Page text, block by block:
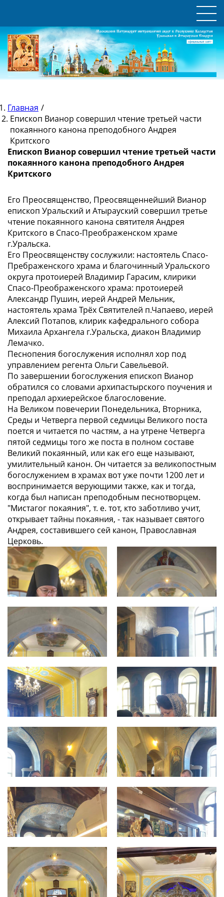
Главная /
Епископ Вианор совершил чтение третьей части
покаянного канона преподобного Андрея
Критского
Епископ Вианор совершил чтение третьей части
покаянного канона преподобного Андрея
Критского
Его Преосвященство, Преосвященнейший Вианор
епископ Уральский и Атырауский совершил третье
чтение покаянного канона святителя Андрея
Критского в Спасо-Преображенском храме
г.Уральска.
Его Преосвященству сослужили: настоятель Спасо-
Пребраженского храма и благочинный Уральского
округа протоиерей Владимир Гарасим, клирики
Спасо-Преображенского храма: протоиерей
Александр Пушин, иерей Андрей Мельник,
настоятель храма Трёх Святителей п.Чапаево, иерей
Алексий Потапов, клирик кафедрального собора
Михаила Архангела г.Уральска, диакон Владимир
Лемачко.
Песнопения богослужения исполнял хор под
управлением регента Ольги Савельевой.
По завершении богослужения епископ Вианор
обратился со словами архипастырского поучения и
преподал архиерейское благословение.
На Великом повечерии Понедельника, Вторника,
Среды и Четверга первой седмицы Великого поста
поется и читается по частям, а на утрене Четверга
пятой седмицы того же поста в полном составе
Великий покаянный, или как его еще называют,
умилительный канон. Он читается за великопостным
богослужением в храмах вот уже почти 1200 лет и
воспринимается верующими также, как и тогда,
когда был написан преподобным песнотворцем.
"Мистагог покаяния", т. е. тот, кто заботливо учит,
открывает тайны покаяния, - так называет святого
Андрея, составившего сей канон, Православная
Церковь.